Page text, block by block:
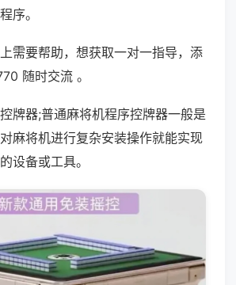
序。
需要帮助，想获取一对一指导，添
随时交流 。
牌器;普通麻将机程序控牌器一般是
麻将机进行复杂安装操作就能实现
设备或工具。